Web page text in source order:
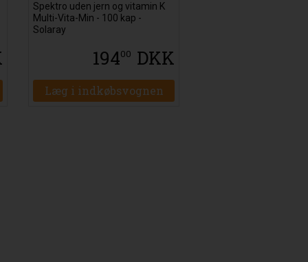
Spektro uden jern og vitamin K
Multi-Vita-Min - 100 kap -
Solaray
19400 DKK
Læg i indkøbsvognen